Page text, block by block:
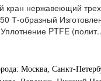
кран нержавеющий
Т-образный
PTFE (полит..
Москва, Санкт-